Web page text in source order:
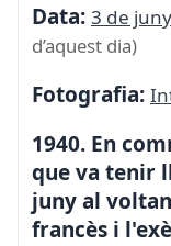
Data: 3 de juny
d’aquest dia)
Fotografia:
1940. En
que va tenir
juny al
francès i